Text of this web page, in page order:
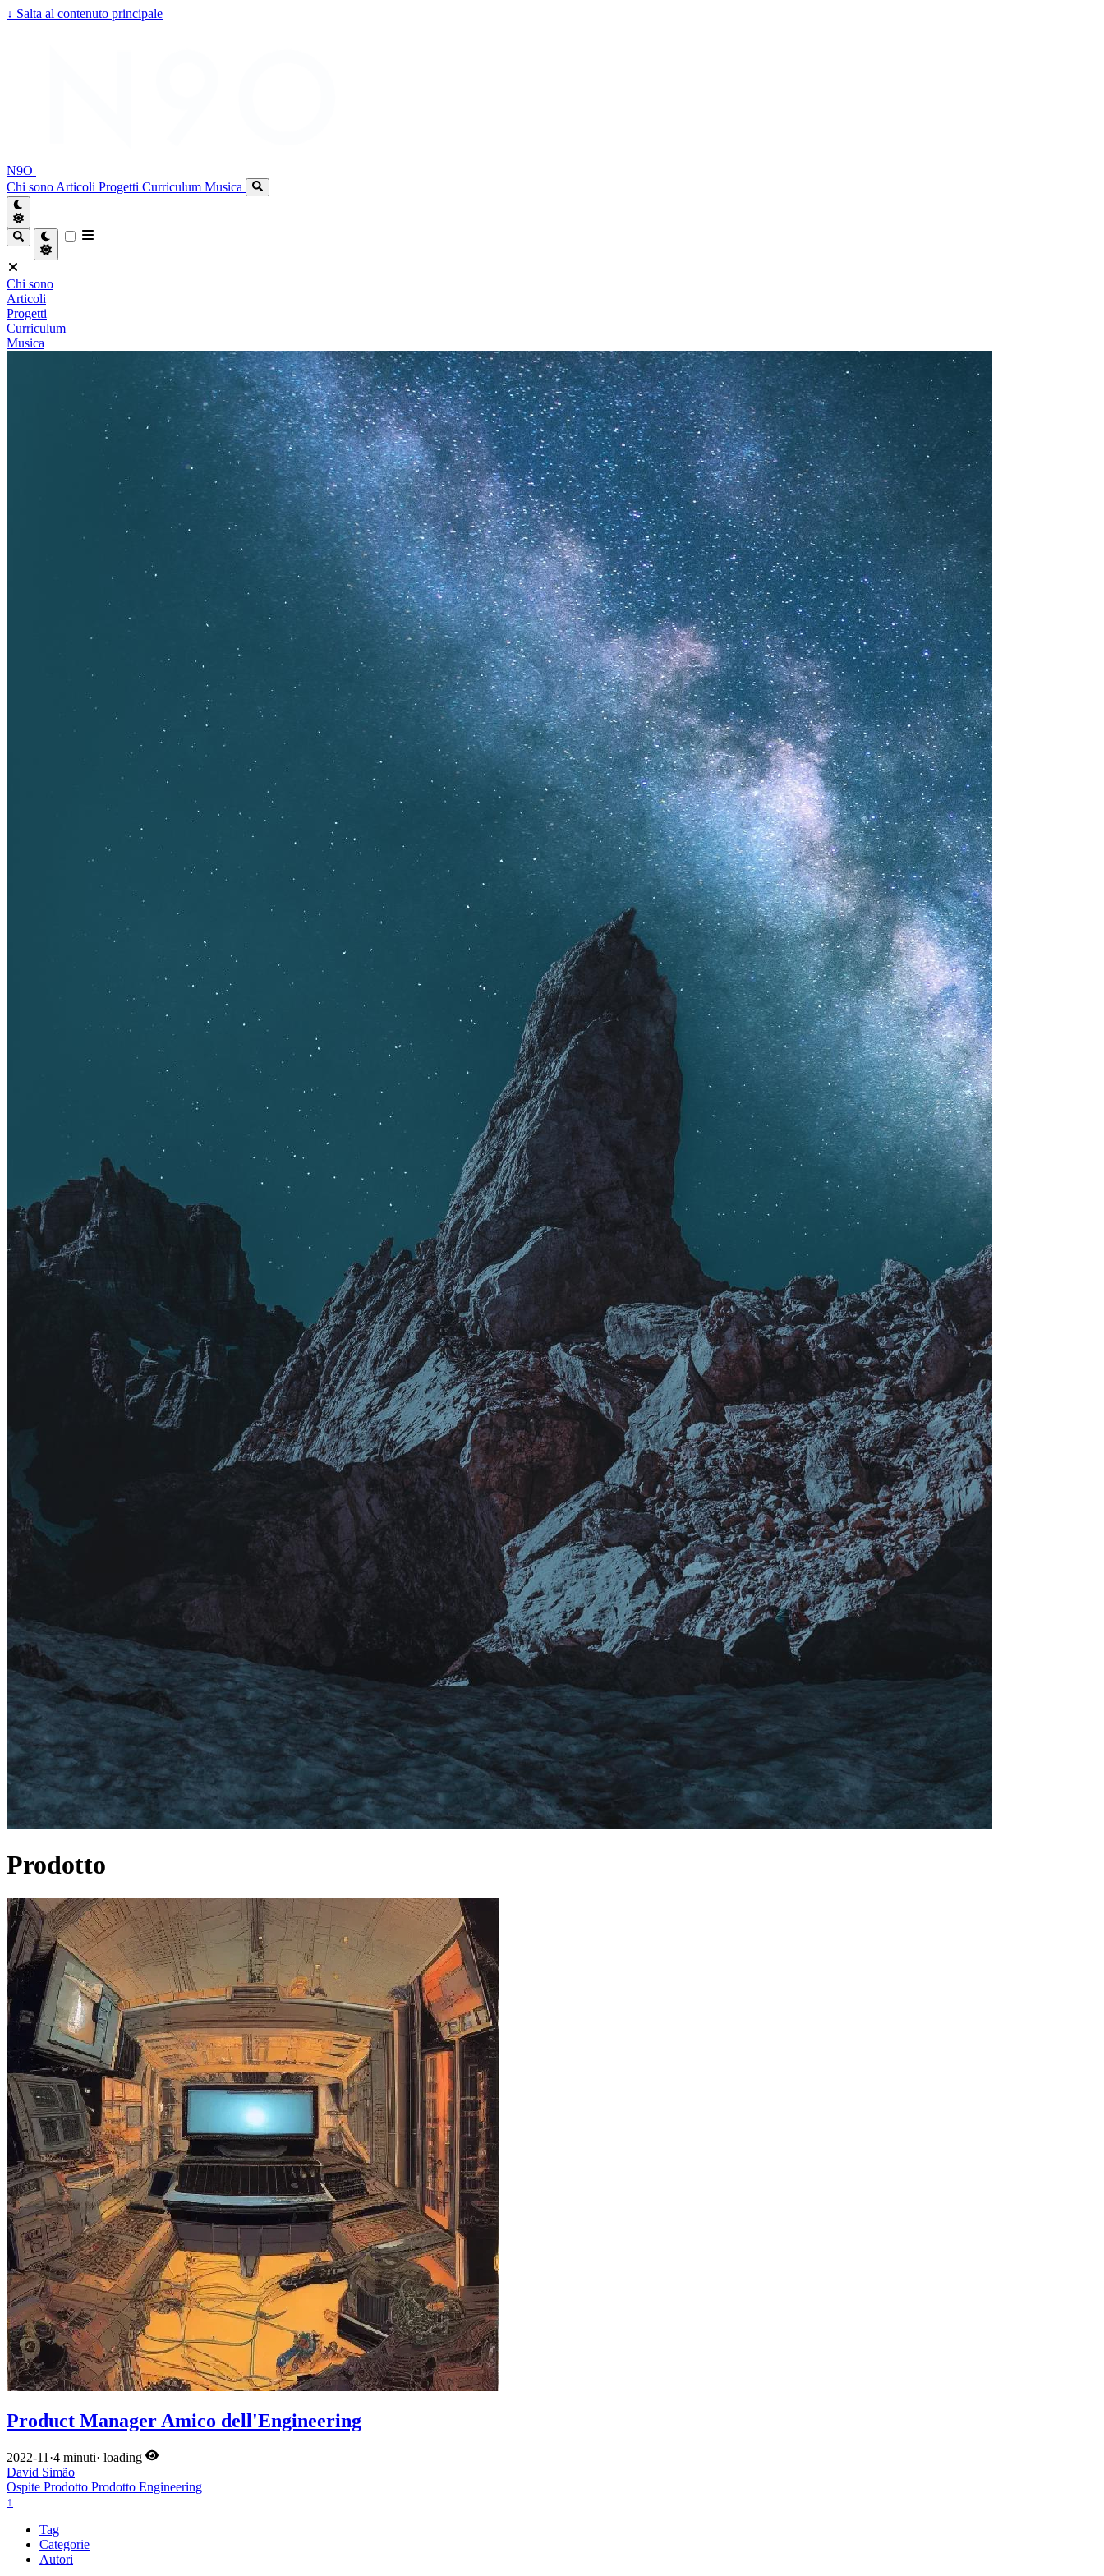
↓ Salta al contenuto principale
N9O
Chi sono Articoli Progetti Curriculum Musica
Chi sono
Articoli
Progetti
Curriculum
Musica
Prodotto
Product Manager Amico dell'Engineering
2022-11 ·4 minuti· loading
David Simão
Ospite Prodotto Prodotto Engineering
↑
Tag
Categorie
Autori